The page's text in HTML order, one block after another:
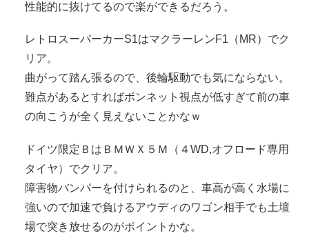
性能的に抜けてるので楽ができるだろう。
レトロスーパーカーS1はマクラーレンF1（MR）でク
リア。
曲がって踏ん張るので、後輪駆動でも気にならない。
難点があるとすればボンネット視点が低すぎて前の車
の向こうが全く見えないことかなｗ
ドイツ限定ＢはＢＭＷＸ５Ｍ（４WD,オフロード専用
タイヤ）でクリア。
障害物バンパーを付けられるのと、車高が高く水場に
強いので加速で負けるアウディのワゴン相手でも土壇
場で突き放せるのがポイントかな。